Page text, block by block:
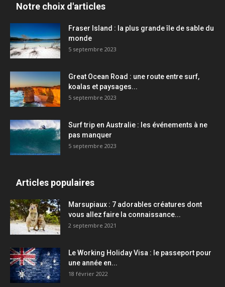
Notre choix d'articles
Fraser Island : la plus grande île de sable du
monde
5 septembre 2023
Great Ocean Road : une route entre surf,
koalas et paysages...
5 septembre 2023
Surf trip en Australie : les événements à ne
pas manquer
5 septembre 2023
Articles populaires
Marsupiaux : 7 adorables créatures dont
vous allez faire la connaissance...
2 septembre 2021
Le Working Holiday Visa : le passeport pour
une année en...
18 février 2022